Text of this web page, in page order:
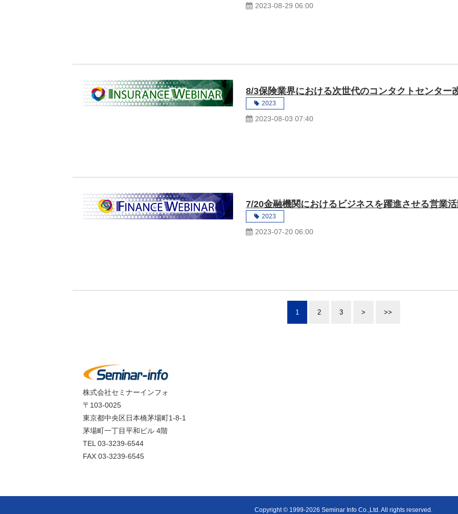
2023-08-29 06:00
8/3保険業界における次世代のコンタクトセンター
2023
2023-08-03 07:40
7/20金融機関におけるビジネスを躍進させる営業
2023
2023-07-20 06:00
1 2 3 > >>
株式会社セミナーインフォ
〒103-0025
東京都中央区日本橋茅場町1-8-1
茅場町一丁目平和ビル 4階
TEL 03-3239-6544
FAX 03-3239-6545
Copyright © 1999-2026 Seminar Info Co.,Ltd. All rights reserved.